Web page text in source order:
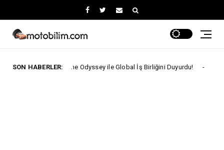
SON HABERLER:
The Odyssey ile Global İş Birliğini Duyurdu! ARABA KAMPANYALARI